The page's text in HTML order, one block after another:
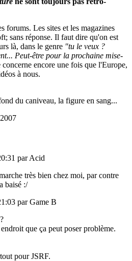
forums. Les sites et les magazines
sans réponse. Il faut dire qu'on est
là, dans le genre "tu le veux ?
Peut-être pour la prochaine mise-
encore une fois que l'Europe,
à nous.
du caniveau, la figure en sang...
par Acid
très bien chez moi, par contre
baisé :/
par Game B
que ça peut poser problème.
pour JSRF.